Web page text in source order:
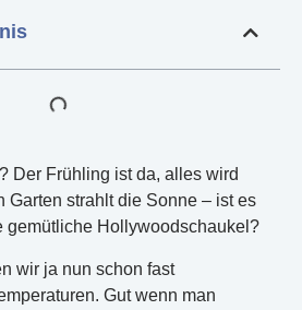
Der Frühling ist da, alles wird
Garten strahlt die Sonne – ist es
gemütliche Hollywoodschaukel?
wir ja nun schon fast
Gut wenn man